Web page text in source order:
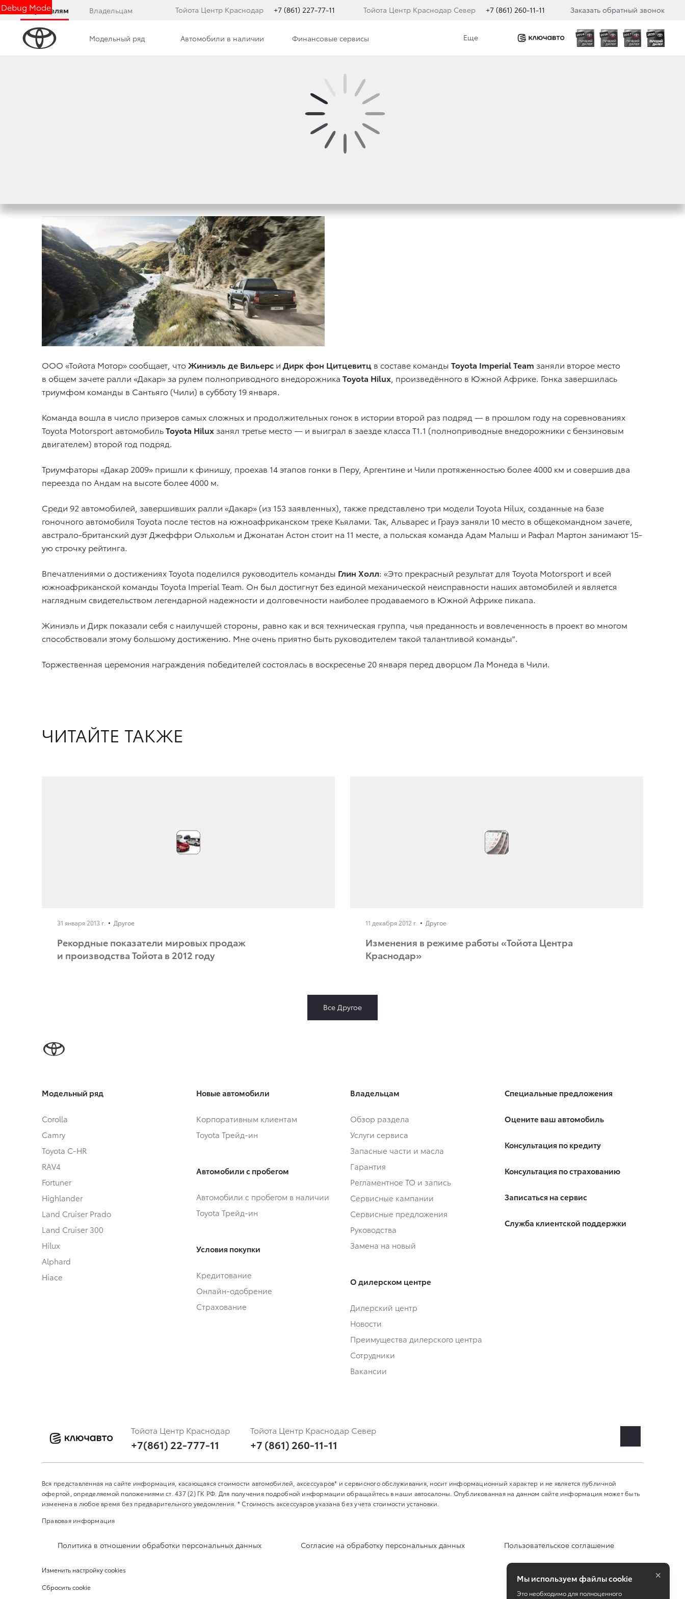
Debug Mode
Покупателям Владельцам Тойота Центр Краснодар +7 (861) 227-77-11 Тойота Центр Краснодар Север +7 (861) 260-11-11 Заказать обратный звонок
Модельный ряд Автомобили в наличии Финансовые сервисы Еще
КОМАНДА TOYOTA ВЫИГРАЛА «СЕРЕБРО» НА РАЛЛИ
ООО «Тойота Мотор» сообщает, чтоЖиниэль де Вильерс и Дирк фон Цитцевитц в составе команды Toyota Imperial Team заняли второе место
в общем зачете ралли «Дакар» за рулем полноприводного внедорожника Toyota Hilux , произведённого в Южной Африке. Гонка завершилась
триумфом команды в Сантьяго (Чили) в субботу 19 января.
Команда вошла в число призеров самых сложных и продолжительных гонок в истории второй раз подряд — в прошлом году на соревнованиях
Toyota Motorsport автомобильToyota Hiluxзанял третье место — и выиграл в заезде класса T1.1 (полноприводные внедорожники с бензиновым
двигателем) второй год подряд.
Триумфаторы «Дакар 2009» пришли к финишу, проехав 14 этапов гонки в Перу, Аргентине и Чили протяженностью более 4000 км и совершив два
переезда по Андам на высоте более 4000 м.
Среди 92 автомобилей, завершивших ралли «Дакар» (из 153 заявленных), также представлено три модели Toyota Hilux, созданные на базе
гоночного автомобиля Toyota после тестов на южноафриканском треке Кьялами. Так, Альварес и Грауэ заняли 10 место в общекомандном зачете,
австрало-британский дуэт Джеффри Ольхольм и Джонатан Астон стоит на 11 месте, а польская команда Адам Малыш и Рафал Мартон занимают 15-
ую строчку рейтинга.
Впечатлениями о достижениях Toyota поделился руководитель команды Глин Холл: «Это прекрасный результат для Toyota Motorsport и всей
южноафриканской команды Toyota Imperial Team. Он был достигнут без единой механической неисправности наших автомобилей и является
наглядным свидетельством легендарной надежности и долговечности наиболее продаваемого в Южной Африке пикапа.
Жиниэль и Дирк показали себя с наилучшей стороны, равно как и вся техническая группа, чья преданность и вовлеченность в проект во многом
способствовали этому большому достижению. Мне очень приятно быть руководителем такой талантливой команды".
Торжественная церемония награждения победителей состоялась в воскресенье 20 января перед дворцом Ла Монеда в Чили.
ЧИТАЙТЕ ТАКЖЕ
31 января 2013 г. Другое
Рекордные показатели мировых продаж
и производства Тойота в 2012 году
11 декабря 2012 г. Другое
Изменения в режиме работы «Тойота Центра
Краснодар»
Все Другое
Модельный ряд
Corolla
Camry
Toyota C-HR
RAV4
Fortuner
Highlander
Land Cruiser Prado
Land Cruiser 300
Hilux
Alphard
Hiace
Новые автомобили
Корпоративным клиентам
Toyota Трейд-ин
Автомобили с пробегом
Автомобили с пробегом в наличии
Toyota Трейд-ин
Условия покупки
Кредитование
Онлайн-одобрение
Страхование
Владельцам
Обзор раздела
Услуги сервиса
Запасные части и масла
Гарантия
Регламентное ТО и запись
Сервисные кампании
Сервисные предложения
Руководства
Замена на новый
О дилерском центре
Дилерский центр
Новости
Преимущества дилерского центра
Сотрудники
Вакансии
Специальные предложения
Оцените ваш автомобиль
Консультация по кредиту
Консультация по страхованию
Записаться на сервис
Служба клиентской поддержки
Тойота Центр Краснодар
+7(861) 22-777-11
Тойота Центр Краснодар Север
+7 (861) 260-11-11
Вся представленная на сайте информация, касающаяся стоимости автомобилей, аксессуаров* и сервисного обслуживания, носит информационный характер и не является публичной
офертой, определяемой положениями ст. 437 (2) ГК РФ. Для получения подробной информации обращайтесь в наши автосалоны. Опубликованная на данном сайте информация может быть
изменена в любое время без предварительного уведомления. * Стоимость аксессуаров указана без учета стоимости установки.
Правовая информация
Политика в отношении обработки персональных данных Согласие на обработку персональных данных Пользовательское соглашение
Изменить настройку cookies
Сбросить cookie
Мы используем файлы cookie
Это необходимо для полноценного
×